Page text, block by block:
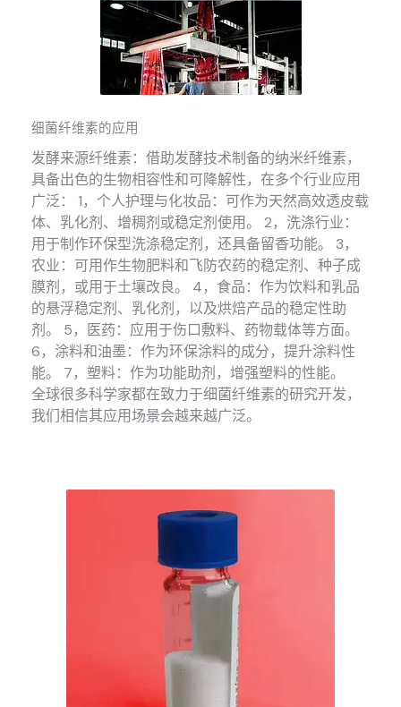
细菌纤维素的应用
发酵来源纤维素：借助发酵技术制备的纳米纤维素，
具备出色的生物相容性和可降解性，在多个行业应用
广泛： 1，个人护理与化妆品：可作为天然高效透皮载
体、乳化剂、增稠剂或稳定剂使用。 2，洗涤行业：
用于制作环保型洗涤稳定剂，还具备留香功能。 3，
农业：可用作生物肥料和飞防农药的稳定剂、种子成
膜剂，或用于土壤改良。 4，食品：作为饮料和乳品
的悬浮稳定剂、乳化剂，以及烘焙产品的稳定性助
剂。 5，医药：应用于伤口敷料、药物载体等方面。
6，涂料和油墨：作为环保涂料的成分，提升涂料性
能。 7，塑料：作为功能助剂，增强塑料的性能。
全球很多科学家都在致力于细菌纤维素的研究开发，
我们相信其应用场景会越来越广泛。